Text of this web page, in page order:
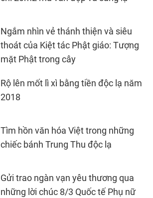
Ngắm nhìn vẻ thánh thiện và siêu
thoát của Kiệt tác Phật giáo: Tượng
mặt Phật trong cây
Rộ lên mốt lì xì bằng tiền độc lạ năm
2018
Tìm hồn văn hóa Việt trong những
chiếc bánh Trung Thu độc lạ
Gửi trao ngàn vạn yêu thương qua
những lời chúc 8/3 Quốc tế Phụ nữ